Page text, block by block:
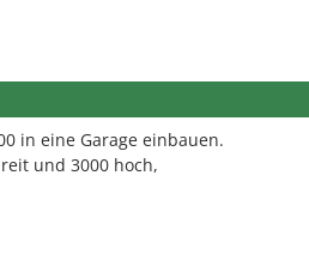
in eine Garage einbauen.
und 3000 hoch,